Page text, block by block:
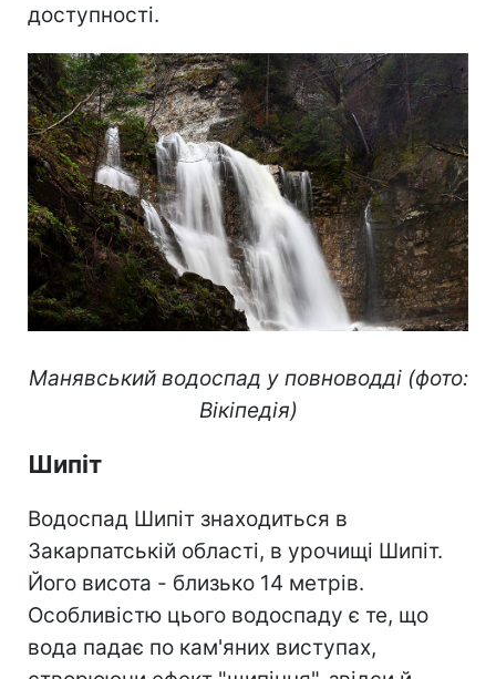
доступності.
Манявський водоспад у повноводді (фото:
Вікіпедія)
Шипіт
Водоспад Шипіт знаходиться в
Закарпатській області, в урочищі Шипіт.
Його висота - близько 14 метрів.
Особливістю цього водоспаду є те, що
вода падає по кам'яних виступах,